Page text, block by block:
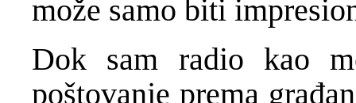
može samo biti
Dok sam radio kao
poštovanje prema